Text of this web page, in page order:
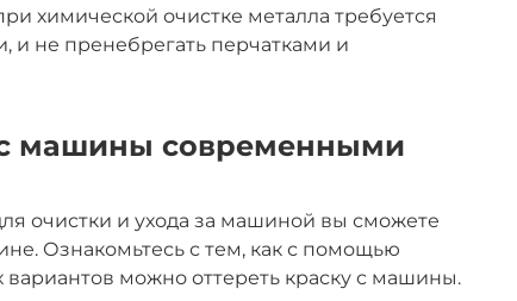
химической очистке металла требуется
и не пренебрегать перчатками и
с машины современными
очистки и ухода за машиной вы сможете
Ознакомьтесь с тем, как с помощью
можно оттереть краску с машины.